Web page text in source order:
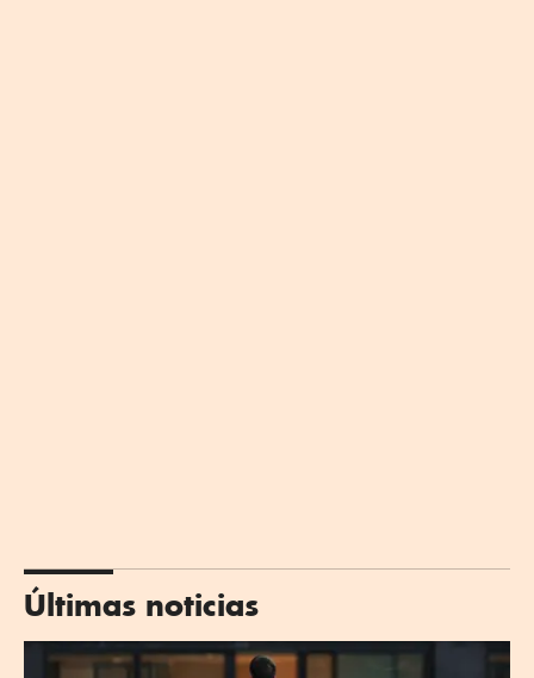
Últimas noticias